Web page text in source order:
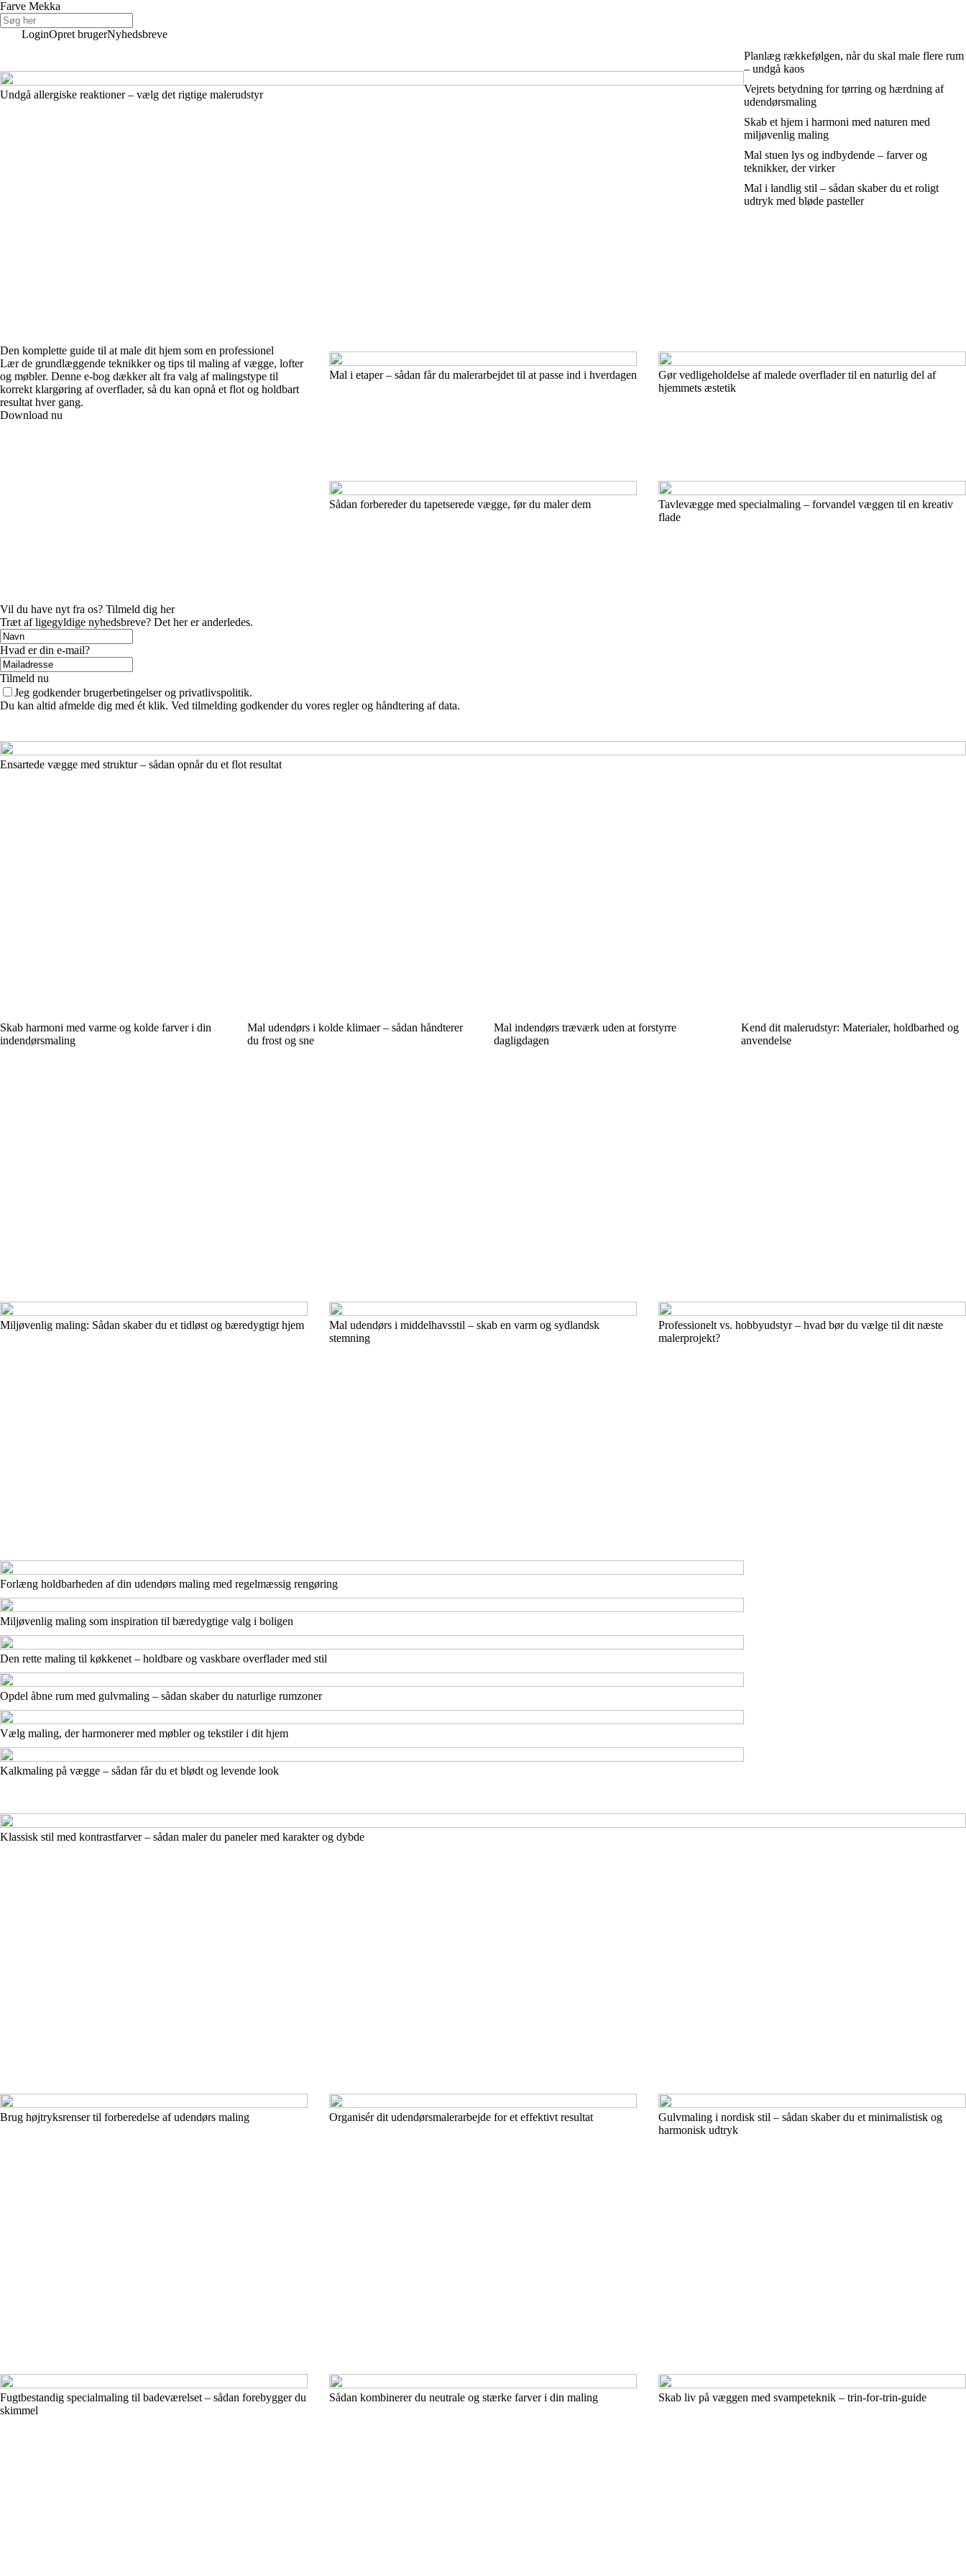
Farve Mekka
LoginOpret brugerNyhedsbreve
Undgå allergiske reaktioner – vælg det rigtige malerudstyr
Planlæg rækkefølgen, når du skal male flere rum
– undgå kaos
Vejrets betydning for tørring og hærdning af
udendørsmaling
Skab et hjem i harmoni med naturen med
miljøvenlig maling
Mal stuen lys og indbydende – farver og
teknikker, der virker
Mal i landlig stil – sådan skaber du et roligt
udtryk med bløde pasteller
Den komplette guide til at male dit hjem som en professionel
Lær de grundlæggende teknikker og tips til maling af vægge, lofter
og møbler. Denne e-bog dækker alt fra valg af malingstype til
korrekt klargøring af overflader, så du kan opnå et flot og holdbart
resultat hver gang.
Download nu
Mal i etaper – sådan får du malerarbejdet til at passe ind i hverdagen
Sådan forbereder du tapetserede vægge, før du maler dem
Gør vedligeholdelse af malede overflader til en naturlig del af
hjemmets æstetik
Tavlevægge med specialmaling – forvandel væggen til en kreativ
flade
Vil du have nyt fra os? Tilmeld dig her
Træt af ligegyldige nyhedsbreve? Det her er anderledes.
Hvad er din e-mail?
Tilmeld nu
Jeg godkender brugerbetingelser og privatlivspolitik.
Du kan altid afmelde dig med ét klik. Ved tilmelding godkender du vores regler og håndtering af data.
Ensartede vægge med struktur – sådan opnår du et flot resultat
Skab harmoni med varme og kolde farver i din
indendørsmaling
Mal udendørs i kolde klimaer – sådan håndterer
du frost og sne
Mal indendørs træværk uden at forstyrre
dagligdagen
Kend dit malerudstyr: Materialer, holdbarhed og
anvendelse
Miljøvenlig maling: Sådan skaber du et tidløst og bæredygtigt hjem
Mal udendørs i middelhavsstil – skab en varm og sydlandsk
stemning
Professionelt vs. hobbyudstyr – hvad bør du vælge til dit næste
malerprojekt?
Forlæng holdbarheden af din udendørs maling med regelmæssig rengøring
Miljøvenlig maling som inspiration til bæredygtige valg i boligen
Den rette maling til køkkenet – holdbare og vaskbare overflader med stil
Opdel åbne rum med gulvmaling – sådan skaber du naturlige rumzoner
Vælg maling, der harmonerer med møbler og tekstiler i dit hjem
Kalkmaling på vægge – sådan får du et blødt og levende look
Klassisk stil med kontrastfarver – sådan maler du paneler med karakter og dybde
Brug højtryksrenser til forberedelse af udendørs maling Organisér dit udendørsmalerarbejde for et effektivt resultat
Gulvmaling i nordisk stil – sådan skaber du et minimalistisk og
harmonisk udtryk
Fugtbestandig specialmaling til badeværelset – sådan forebygger du
skimmel
Sådan kombinerer du neutrale og stærke farver i din maling Skab liv på væggen med svampeteknik – trin-for-trin-guide